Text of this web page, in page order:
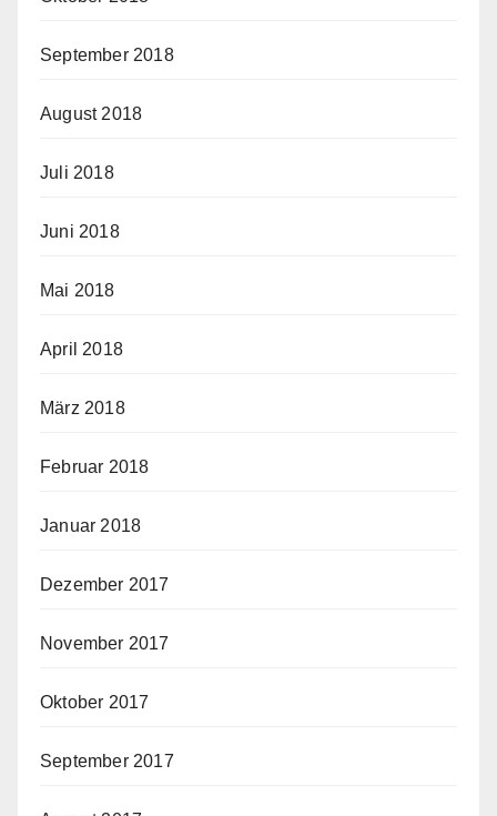
September 2018
August 2018
Juli 2018
Juni 2018
Mai 2018
April 2018
März 2018
Februar 2018
Januar 2018
Dezember 2017
November 2017
Oktober 2017
September 2017